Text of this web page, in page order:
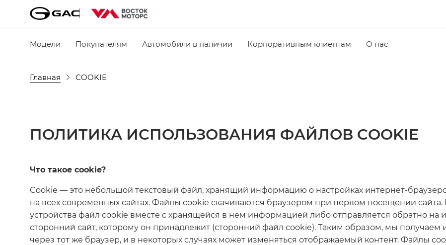
Модели Покупателям Автомобили в наличии Корпоративным клиентам О нас
Главная COOKIE
ПОЛИТИКА ИСПОЛЬЗОВАНИЯ ФАЙЛОВ COOKIE
Что такое cookie?
Cookie — это небольшой текстовый файл, хранящий информацию о настройках интернет-
на всех современных сайтах. Файлы cookie скачиваются браузером при первом посещении сайта.
устройства файл cookie вместе с хранящейся в нем информацией либо отправляется обратно на
сторонний сайт, которому он принадлежит (сторонний файл cookie). Таким образом, мы
через тот же браузер, и в некоторых случаях может изменяться отображаемый контент. Файлы